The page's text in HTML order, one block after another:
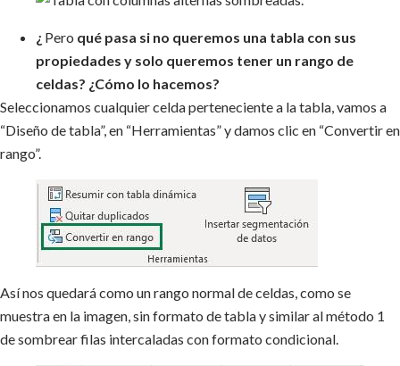
¿ Pero qué pasa si no queremos una tabla con sus
propiedades y solo queremos tener un rango de
celdas? ¿Cómo lo hacemos?
Seleccionamos cualquier celda perteneciente a la tabla, vamos a
“Diseño de tabla”, en “Herramientas” y damos clic en “Convertir en
rango”.
Así nos quedará como un rango normal de celdas, como se
muestra en la imagen, sin formato de tabla y similar al método 1
de sombrear filas intercaladas con formato condicional.